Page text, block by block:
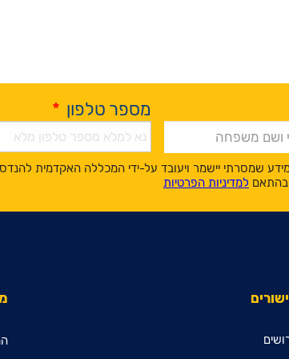
מספר טלפון *
שמסרתי יישמר ויעובד על-ידי המכללה האקדמית
בהתאם למדיניות הפרטיות